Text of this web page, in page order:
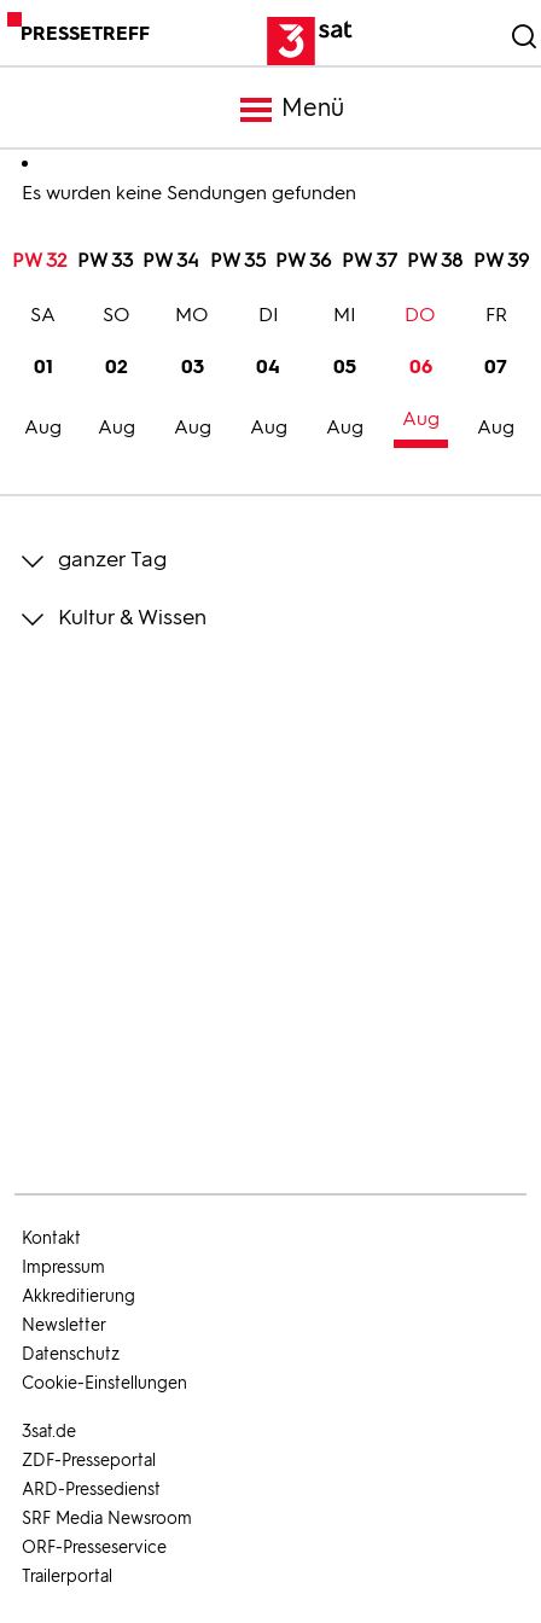
PRESSETREFF
Menü
Meldungen
Programm
Trailer
Bilder
Es wurden keine Sendungen gefunden
PW 32 PW 33 PW 34 PW 35 PW 36 PW 37 PW 38 PW 39
01
Aug
SA
02
Aug
SO
03
Aug
MO
04
Aug
DI
05
Aug
MI
06
Aug
DO
07
Aug
FR
ganzer Tag
Kultur & Wissen
3sat.de
ZDF-Presseportal
ARD-Pressedienst
SRF Media Newsroom
ORF-Presseservice
Trailerportal
Kontakt
Impressum
Akkreditierung
Newsletter
Datenschutz
Cookie-Einstellungen